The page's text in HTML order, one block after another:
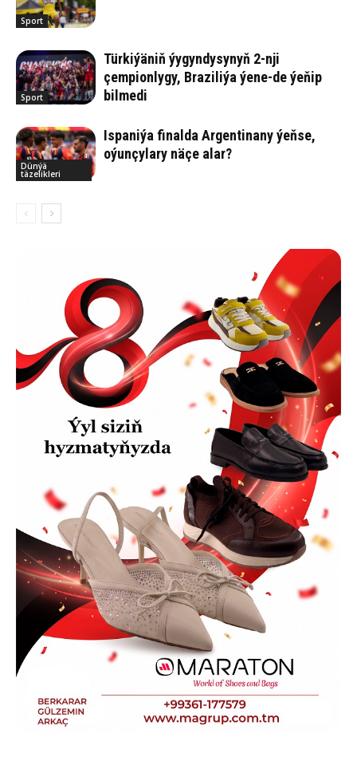
Sport
Sport
Türkiýäniň ýygyndysynyň 2-nji
çempionlygy, Braziliýa ýene-de ýeňip
bilmedi
Dünýä
täzelikleri
Ispaniýa finalda Argentinany ýeňse,
oýunçylary näçe alar?